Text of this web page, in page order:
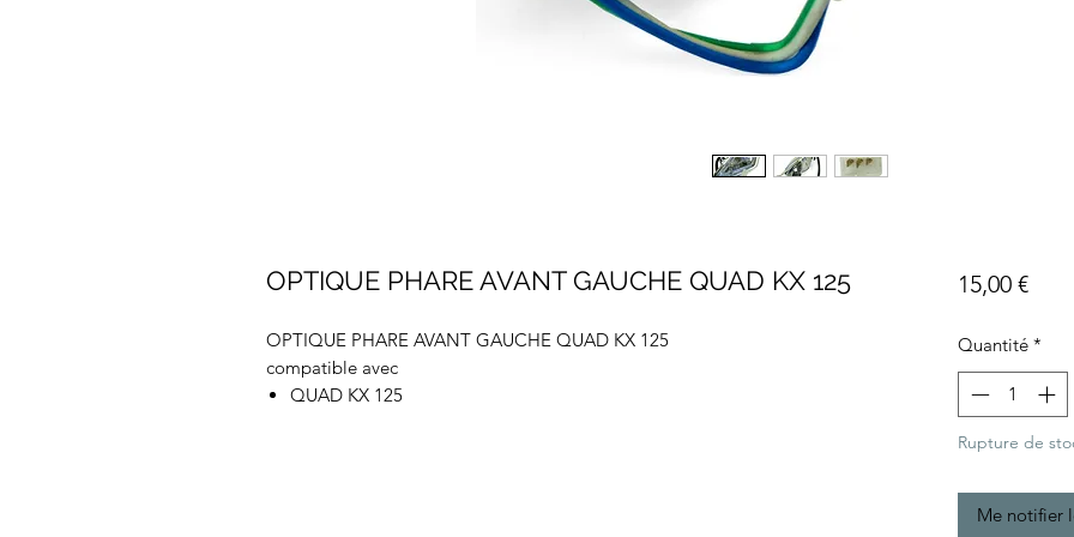
OPTIQUE PHARE AVANT GAUCHE QUAD KX 125
OPTIQUE PHARE AVANT GAUCHE QUAD KX 125
compatible avec
QUAD KX 125
15,00 €Prix
Quantité *
Rupture de
Me notifier